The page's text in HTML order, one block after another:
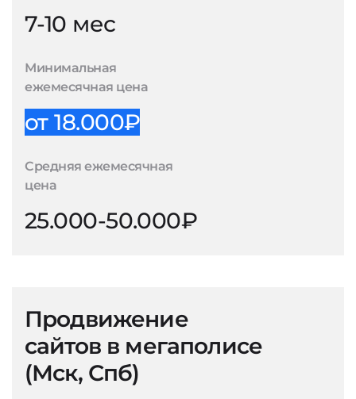
7-10 мес
Минимальная
ежемесячная цена
от 18.000₽
Средняя ежемесячная
цена
25.000-50.000₽
Продвижение
сайтов в мегаполисе
(Мск, Спб)